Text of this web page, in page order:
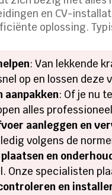
en CV-
oplossing.
: Van lekkende
op en lossen deze
aanpakken: Of je nu
alles
aanleggen en
volgens de
en
Onze specialisten
en